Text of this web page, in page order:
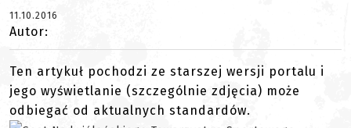
11.10.2016
Autor:
Ten artykuł pochodzi ze starszej wersji portalu i
jego wyświetlanie (szczególnie zdjęcia) może
odbiegać od aktualnych standardów.